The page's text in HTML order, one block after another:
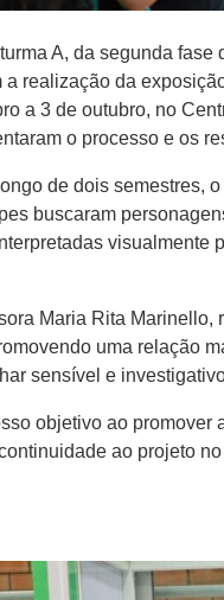
A, da segunda
a realização da
a 3 de outubro, no
o processo e os
de dois semestres,
buscaram
visualmente
Maria Rita
uma relação
sensível e
objetivo ao promover
ao projeto